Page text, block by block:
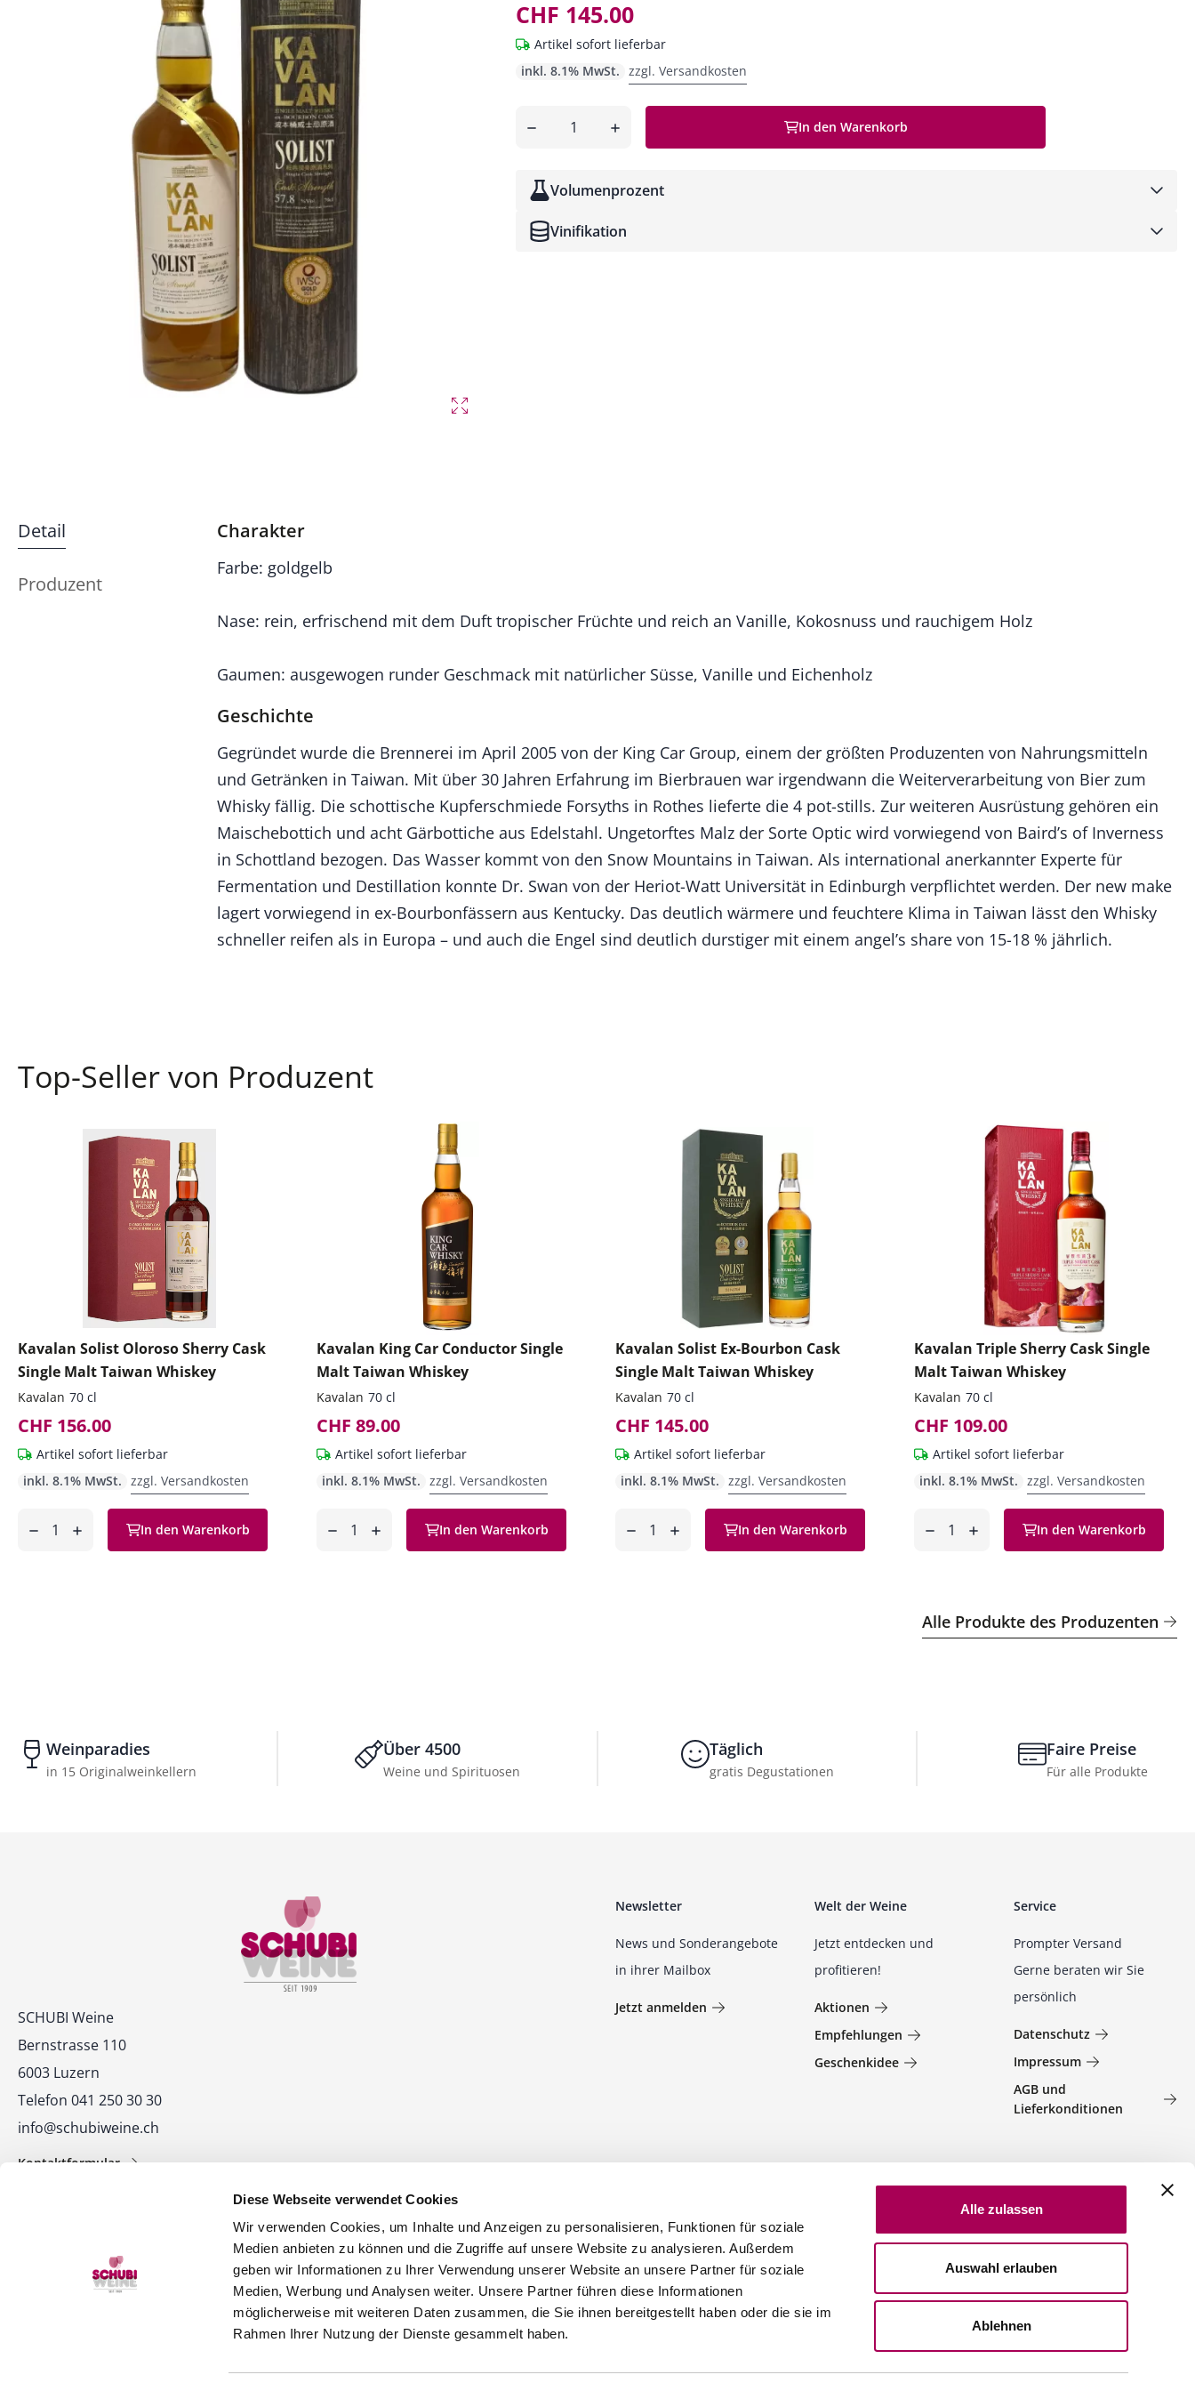
Diese Webseite verwendet Cookies
Wir verwenden Cookies, um Inhalte und Anzeigen zu personalisieren, Funktionen für soziale
Medien anbieten zu können und die Zugriffe auf unsere Website zu analysieren. Außerdem
geben wir Informationen zu Ihrer Verwendung unserer Website an unsere Partner für soziale
Medien, Werbung und Analysen weiter. Unsere Partner führen diese Informationen
möglicherweise mit weiteren Daten zusammen, die Sie ihnen bereitgestellt haben oder die sie im
Rahmen Ihrer Nutzung der Dienste gesammelt haben.
Alle zulassen
Auswahl erlauben
Ablehnen
CHF 145.00
Artikel sofort lieferbar
inkl. 8.1% MwSt. zzgl. Versandkosten
In den Warenkorb
Volumenprozent
Vinifikation
Detail
Produzent
Charakter
Farbe: goldgelb
Nase: rein, erfrischend mit dem Duft tropischer Früchte und reich an Vanille, Kokosnuss und rauchigem Holz
Gaumen: ausgewogen runder Geschmack mit natürlicher Süsse, Vanille und Eichenholz
Geschichte
Gegründet wurde die Brennerei im April 2005 von der King Car Group, einem der größten Produzenten von Nahrungsmitteln
und Getränken in Taiwan. Mit über 30 Jahren Erfahrung im Bierbrauen war irgendwann die Weiterverarbeitung von Bier zum
Whisky fällig. Die schottische Kupferschmiede Forsyths in Rothes lieferte die 4 pot-stills. Zur weiteren Ausrüstung gehören ein
Maischebottich und acht Gärbottiche aus Edelstahl. Ungetorftes Malz der Sorte Optic wird vorwiegend von Baird’s of Inverness
in Schottland bezogen. Das Wasser kommt von den Snow Mountains in Taiwan. Als international anerkannter Experte für
Fermentation und Destillation konnte Dr. Swan von der Heriot-Watt Universität in Edinburgh verpflichtet werden. Der new make
lagert vorwiegend in ex-Bourbonfässern aus Kentucky. Das deutlich wärmere und feuchtere Klima in Taiwan lässt den Whisky
schneller reifen als in Europa – und auch die Engel sind deutlich durstiger mit einem angel’s share von 15-18 % jährlich.
Top-Seller von Produzent
Kavalan Solist Oloroso Sherry Cask
Single Malt Taiwan Whiskey
Kavalan 70 cl
CHF 156.00
Artikel sofort lieferbar
inkl. 8.1% MwSt. zzgl. Versandkosten
In den Warenkorb
Kavalan King Car Conductor Single
Malt Taiwan Whiskey
Kavalan 70 cl
CHF 89.00
Artikel sofort lieferbar
inkl. 8.1% MwSt. zzgl. Versandkosten
In den Warenkorb
Kavalan Solist Ex-Bourbon Cask
Single Malt Taiwan Whiskey
Kavalan 70 cl
CHF 145.00
Artikel sofort lieferbar
inkl. 8.1% MwSt. zzgl. Versandkosten
In den Warenkorb
Kavalan Triple Sherry Cask Single
Malt Taiwan Whiskey
Kavalan 70 cl
CHF 109.00
Artikel sofort lieferbar
inkl. 8.1% MwSt. zzgl. Versandkosten
In den Warenkorb
Alle Produkte des Produzenten
Weinparadies
in 15 Originalweinkellern
Über 4500
Weine und Spirituosen
Täglich
gratis Degustationen
Faire Preise
Für alle Produkte
Kontakt
SCHUBI Weine
Bernstrasse 110
6003 Luzern
Telefon 041 250 30 30
info@schubiweine.ch
Kontaktformular
Newsletter
News und Sonderangebote
in ihrer Mailbox
Jetzt anmelden
Welt der Weine
Jetzt entdecken und
profitieren!
Aktionen
Empfehlungen
Geschenkidee
Service
Prompter Versand
Gerne beraten wir Sie
persönlich
Datenschutz
Impressum
AGB und
Lieferkonditionen